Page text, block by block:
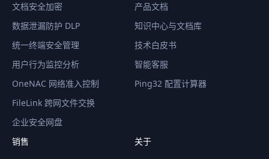
文档安全加密
数据泄漏防护 DLP
统一终端安全管理
用户行为监控分析
OneNAC 网络准入控制
FileLink 跨网文件交换
企业安全网盘
产品文档
知识中心与文档库
技术白皮书
智能客服
Ping32 配置计算器
销售 关于